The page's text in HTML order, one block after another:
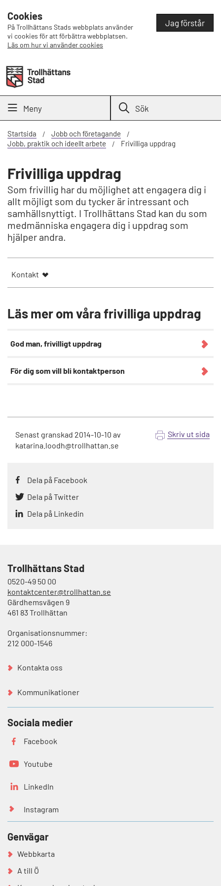
Cookies
På Trollhättans Stads webbplats använder
vi cookies för att förbättra webbplatsen.
Läs om hur vi använder cookies
Jag förstår
Meny Sök
Startsida
Jobb och företagande
Jobb, praktik och ideellt arbete
Frivilliga uppdrag
Frivilliga uppdrag
Som frivillig har du möjlighet att engagera dig i
allt möjligt som du tycker är intressant och
samhällsnyttigt. I Trollhättans Stad kan du som
medmänniska engagera dig i uppdrag som
hjälper andra.
Kontakt
Läs mer om våra frivilliga uppdrag
God man, frivilligt uppdrag
För dig som vill bli kontaktperson
Senast granskad 2014-10-10 av
katarina.loodh@trollhattan.se
Skriv ut sida
Dela på Facebook
Dela på Twitter
Dela på Linkedin
Trollhättans Stad
0520-49 50 00
kontaktcenter@trollhattan.se
Gärdhemsvägen 9
461 83 Trollhättan
Organisationsnummer:
212 000-1546
Kontakta oss
Kommunikationer
Sociala medier
Facebook
Youtube
LinkedIn
Instagram
Genvägar
Webbkarta
A till Ö